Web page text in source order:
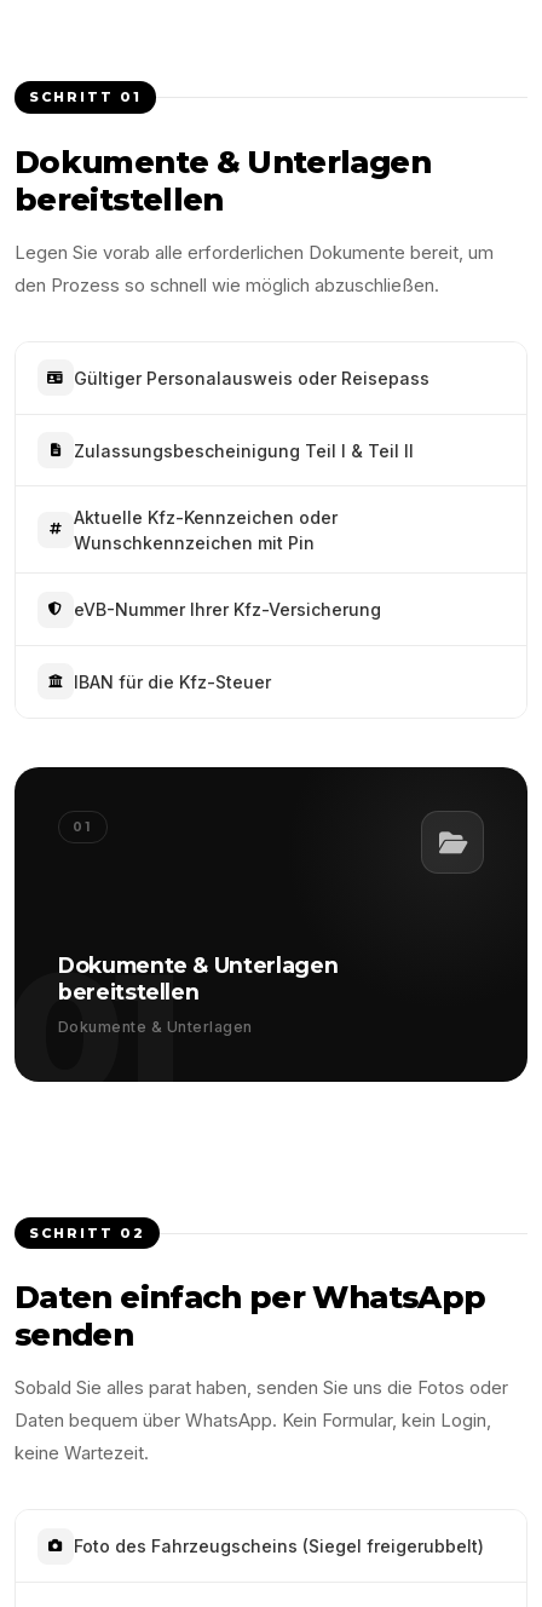
SCHRITT 01
Dokumente & Unterlagen
bereitstellen
Legen Sie vorab alle erforderlichen Dokumente bereit, um
den Prozess so schnell wie möglich abzuschließen.
Gültiger Personalausweis oder Reisepass
Zulassungsbescheinigung Teil I & Teil II
Aktuelle Kfz-Kennzeichen oder
Wunschkennzeichen mit Pin
eVB-Nummer Ihrer Kfz-Versicherung
IBAN für die Kfz-Steuer
01
01
Dokumente & Unterlagen
bereitstellen
Dokumente & Unterlagen
SCHRITT 02
Daten einfach per WhatsApp
senden
Sobald Sie alles parat haben, senden Sie uns die Fotos oder
Daten bequem über WhatsApp. Kein Formular, kein Login,
keine Wartezeit.
Foto des Fahrzeugscheins (Siegel freigerubbelt)